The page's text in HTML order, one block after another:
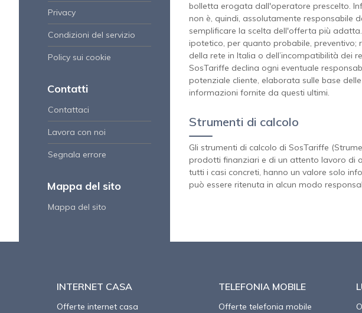
Privacy
Condizioni del servizio
Policy sui cookie
Contatti
Contattaci
Lavora con noi
Segnala errore
Mappa del sito
Mappa del sito
bolletta erogata dall'operatore prescelto.
non è, quindi, assolutamente responsabile
semplificare la scelta dell'offerta più
ipotetico, per quanto probabile,
della rete in Italia o dell’incompatibilità dei
SosTariffe declina ogni eventuale
potenziale cliente, elaborata sulle base
informazioni fornite da questi ultimi.
Strumenti di calcolo
Gli strumenti di calcolo di SosTariffe
prodotti finanziari e di un attento lavoro di
tutti i casi concreti, hanno un valore solo
può essere ritenuta in alcun modo
INTERNET CASA
Offerte internet casa
TELEFONIA MOBILE
Offerte telefonia mobile